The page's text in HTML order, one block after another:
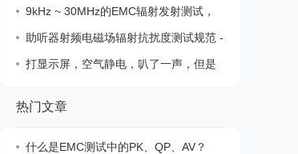
线测试
9kHz ~ 30MHz的EMC辐射发射测试，
我们应该
助听器射频电磁场辐射抗扰度测试规范 -
IRI打显示屏，空气静电，叭了一声，但是
热门文章
什么是EMC测试中的PK、QP、AV？